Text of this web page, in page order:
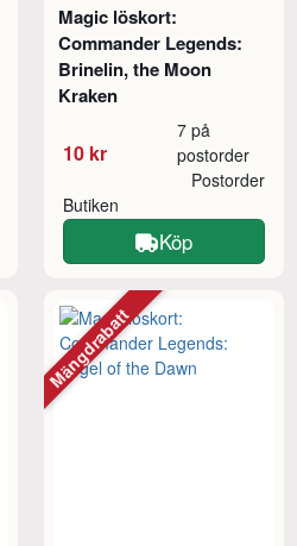
Magic löskort:
Commander Legends:
Brinelin, the Moon
Kraken
10 kr
7 på
postorder
Butiken
Postorder
Köp
Mängdrabatt